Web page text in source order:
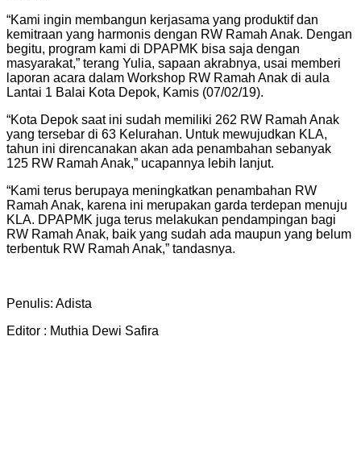
“Kami ingin membangun kerjasama yang produktif dan
kemitraan yang harmonis dengan RW Ramah Anak. Dengan
begitu, program kami di DPAPMK bisa saja dengan
masyarakat,” terang Yulia, sapaan akrabnya, usai memberi
laporan acara dalam Workshop RW Ramah Anak di aula
Lantai 1 Balai Kota Depok, Kamis (07/02/19).
“Kota Depok saat ini sudah memiliki 262 RW Ramah Anak
yang tersebar di 63 Kelurahan. Untuk mewujudkan KLA,
tahun ini direncanakan akan ada penambahan sebanyak
125 RW Ramah Anak,” ucapannya lebih lanjut.
“Kami terus berupaya meningkatkan penambahan RW
Ramah Anak, karena ini merupakan garda terdepan menuju
KLA. DPAPMK juga terus melakukan pendampingan bagi
RW Ramah Anak, baik yang sudah ada maupun yang belum
terbentuk RW Ramah Anak,” tandasnya.
Penulis: Adista
Editor : Muthia Dewi Safira